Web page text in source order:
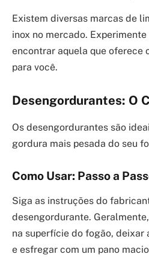
Existem diversas marcas de
inox no mercado.
encontrar aquela que oferece
para você.
Desengordurantes: O
Os desengordurantes são
gordura mais pesada do seu
Como Usar: Passo a
Siga as instruções do
desengordurante.
na superfície do fogão, deixar
e esfregar com um pano